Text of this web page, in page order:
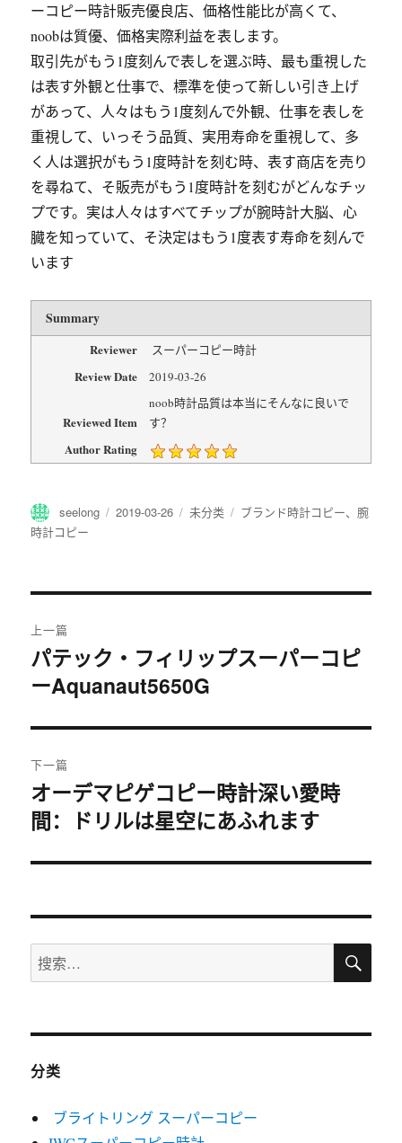
ーコピー時計販売優良店、価格性能比が高くて、
noobは質優、価格実際利益を表します。
取引先がもう1度刻んで表しを選ぶ時、最も重視した
は表す外観と仕事で、標準を使って新しい引き上げ
があって、人々はもう1度刻んで外観、仕事を表しを
重視して、いっそう品質、実用寿命を重視して、多
く人は選択がもう1度時計を刻む時、表す商店を売り
を尋ねて、そ販売がもう1度時計を刻むがどんなチッ
プです。実は人々はすべてチップが腕時計大脳、心
臓を知っていて、そ決定はもう1度表す寿命を刻んで
います
Summary
Reviewer スーパーコピー時計
Review Date 2019-03-26
Reviewed Item
noob時計品質は本当にそんなに良いで
す？
Author Rating
作
者
seelong
发
2019-03-26
分
未分类
标
ブランド時計コピー、腕
時計コピー
章
导
航
上一篇
上
篇
章：
パテック・フィリップスーパーコピ
ーAquanaut5650G
下一篇
下
篇
章：
オーデマピゲコピー時計深い愛時
間：ドリルは星空にあふれます
搜
索：
搜
分类
ブライトリング スーパーコピー